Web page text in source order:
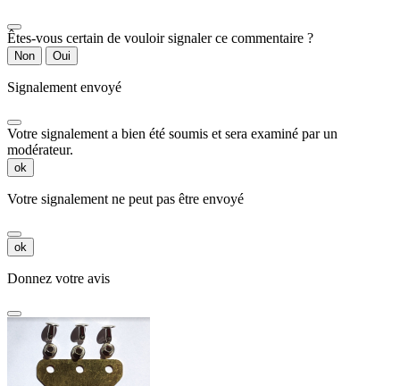
Êtes-vous certain de vouloir signaler ce commentaire ?
Non Oui
Signalement envoyé
Votre signalement a bien été soumis et sera examiné par un
modérateur.
ok
Votre signalement ne peut pas être envoyé
ok
Donnez votre avis